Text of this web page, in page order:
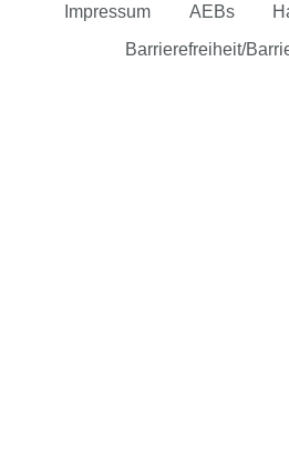
Impressum
AEBs
Barrierefreiheit/